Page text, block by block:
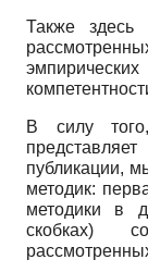
Также здесь
В силу
публикации,
методик:
методики в
скобках)